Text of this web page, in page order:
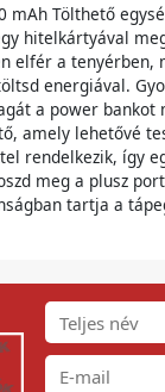
Tölthető
hitelkártyával
elfér a
energiával.
a power
amely lehetővé
rendelkezik, így
meg a plusz
tartja a